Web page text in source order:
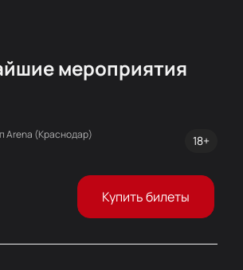
мероприятия
Arena (Краснодар) 18+
Купить билеты